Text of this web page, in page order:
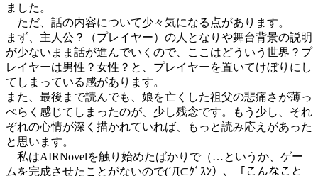
ました。
ただ、話の内容について少々気になる点があります。
まず、主人公？（プレイヤー）の人となりや舞台背景の説明
が少ないまま話が進んでいくので、ここはどういう世界？プ
レイヤーは男性？女性？と、プレイヤーを置いてけぼりにし
てしまっている感があります。
また、最後まで読んでも、娘を亡くした祖父の悲痛さが薄っ
ぺらく感じてしまったのが、少し残念です。もう少し、それ
ぞれの心情が深く描かれていれば、もっと読み応えがあった
と思います。
私はAIRNovelを触り始めたばかりで（…というか、ゲー
ムを完成させたことがないので(´Д⊂ｸﾞｽﾝ）、「こんなこと